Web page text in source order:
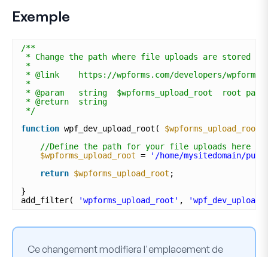
Exemple
/**
* Change the path where file uploads are stored in
*
* @link    https://wpforms.com/developers/
*
* @param   string  $wpforms_upload_root  root
* @return  string
*/
function wpf_dev_upload_root( $wpforms_upload_root
//Define the path for your file uploads here
$wpforms_upload_root =
'/home/mysitedomain/
return $wpforms_upload_root ;
}
add_filter(
'wpforms_upload_root' ,
Ce changement modifiera l'emplacement de